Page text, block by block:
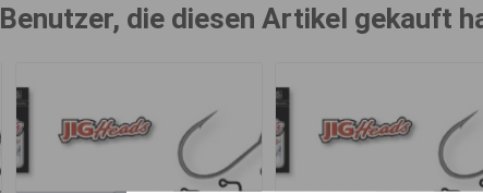
Benutzer, die diesen Artikel gekauft